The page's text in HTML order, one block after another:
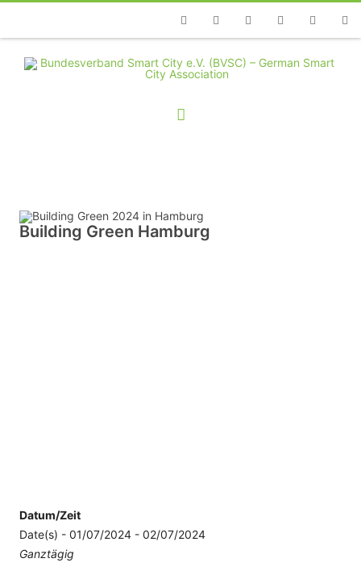
TelefonFacebookTwitterYoutubeInstagramLinkedin
Building Green Hamburg
Datum/Zeit
Date(s) - 01/07/2024 - 02/07/2024
Ganztägig